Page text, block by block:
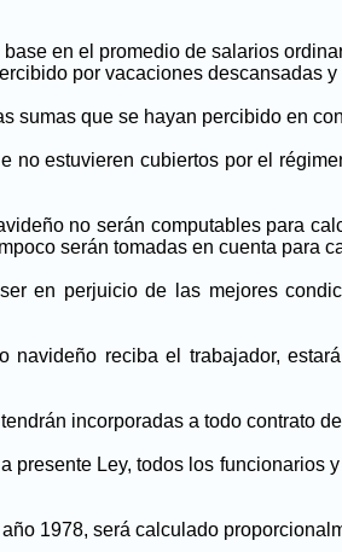
en el promedio de salarios
por vacaciones descansadas
sumas que se hayan percibido en
no estuvieren cubiertos por el
no serán computables para
serán tomadas en cuenta para
en perjuicio de las mejores
navideño reciba el trabajador,
incorporadas a todo contrato
presente Ley, todos los funcionarios
1978, será calculado